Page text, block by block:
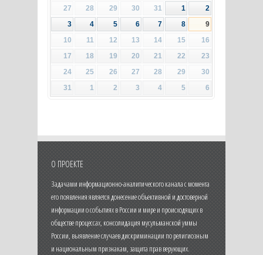
27 28 29 30 31 1
2
3
4 5 6 7 8
9
10
11 12 13 14 15
16
17
18 19 20 21 22
23
24
25 26 27 28 29
30
31
1 2 3 4 5 6
О ПРОЕКТЕ
Задачами информационно-аналитического канала с момента
его появления является донесение объективной и достоверной
информации о событиях в России и мире и происходящих в
обществе процессах, консолидация мусульманской уммы
России, выявление случаев дискриминации по религиозным
и национальным признакам, защита прав верующих.